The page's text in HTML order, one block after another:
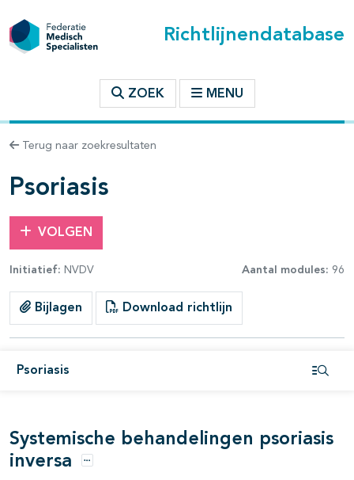
Richtlijnendatabase
ZOEK MENU
Terug naar zoekresultaten
Psoriasis
VOLGEN
Initiatief: NVDV Aantal modules: 96
Bijlagen Download richtlijn
Psoriasis
binnen deze richtlijn
open- en dichtklappen
Systemische behandelingen psoriasis
inversa
Opties